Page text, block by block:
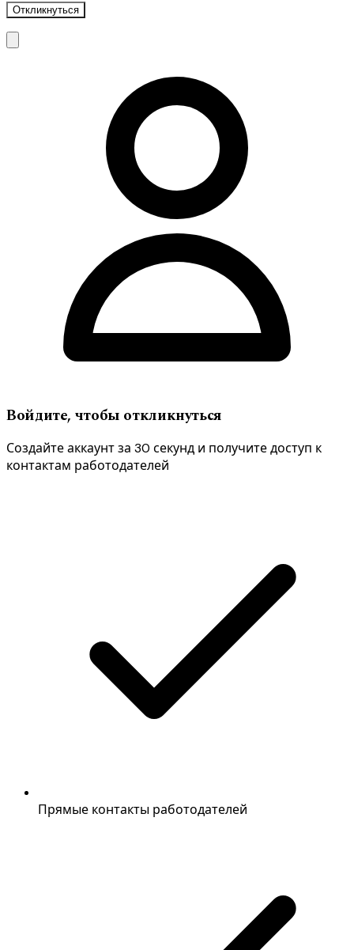
Откликнуться
Войдите, чтобы откликнуться
Создайте аккаунт за 30 секунд и получите доступ к
контактам работодателей
Прямые контакты работодателей